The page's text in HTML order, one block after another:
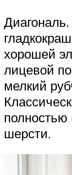
хорошей
лицевой
мелкий
полностью
шерсти.